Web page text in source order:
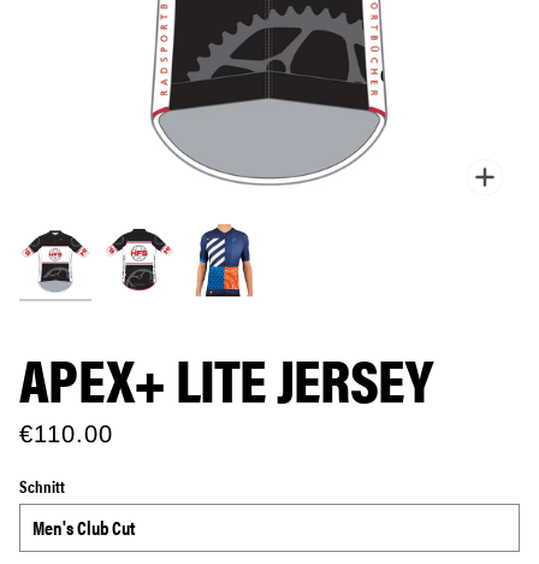
APEX+ LITE JERSEY
€110.00
Schnitt